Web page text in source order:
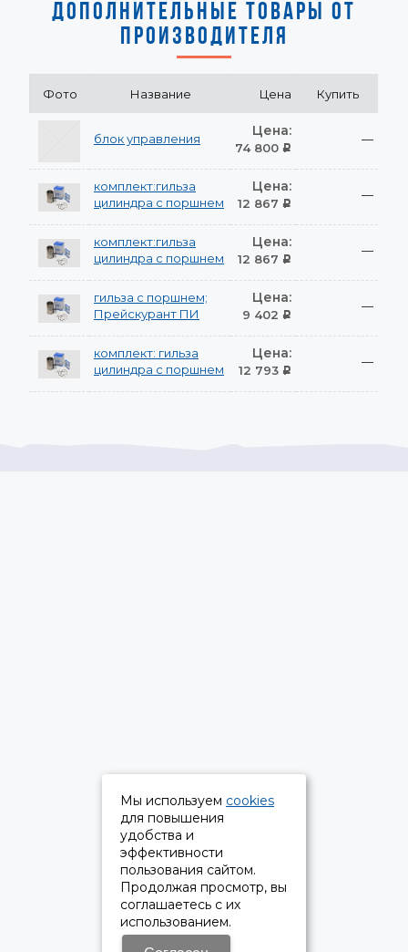
ДОПОЛНИТЕЛЬНЫЕ ТОВАРЫ ОТ
ПРОИЗВОДИТЕЛЯ
Фото Название Цена Купить
блок управления Цена:
74 800 Р
—
комплект:гильза
цилиндра с поршнем
Цена:
12 867 Р
—
комплект:гильза
цилиндра с поршнем
Цена:
12 867 Р
—
гильза с поршнем;
Прейскурант ПИ
Цена:
9 402 Р
—
комплект: гильза
цилиндра с поршнем
Цена:
12 793 Р
—
Мы используем cookies
для повышения
удобства и
эффективности
пользования сайтом.
Продолжая просмотр, вы
соглашаетесь с их
использованием.